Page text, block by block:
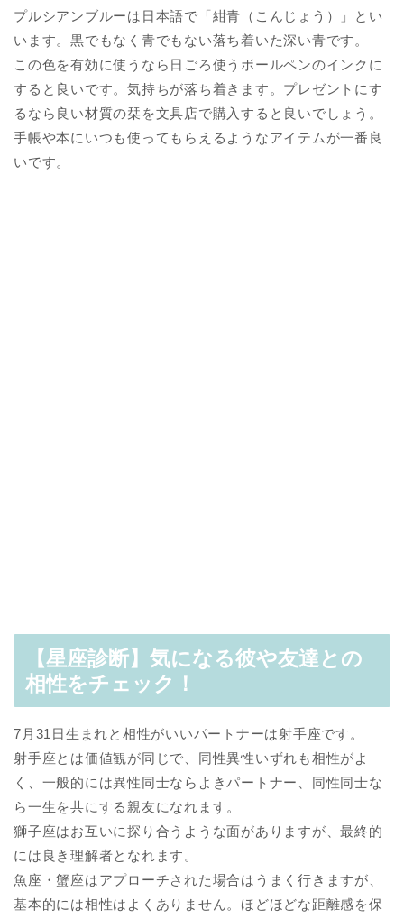
プルシアンブルーは日本語で「紺青（こんじょう）」とい
います。黒でもなく青でもない落ち着いた深い青です。
この色を有効に使うなら日ごろ使うボールペンのインクに
すると良いです。気持ちが落ち着きます。プレゼントにす
るなら良い材質の栞を文具店で購入すると良いでしょう。
手帳や本にいつも使ってもらえるようなアイテムが一番良
いです。
【星座診断】気になる彼や友達との
相性をチェック！
7月31日生まれと相性がいいパートナーは射手座です。
射手座とは価値観が同じで、同性異性いずれも相性がよ
く、一般的には異性同士ならよきパートナー、同性同士な
ら一生を共にする親友になれます。
獅子座はお互いに探り合うような面がありますが、最終的
には良き理解者となれます。
魚座・蟹座はアプローチされた場合はうまく行きますが、
基本的には相性はよくありません。ほどほどな距離感を保